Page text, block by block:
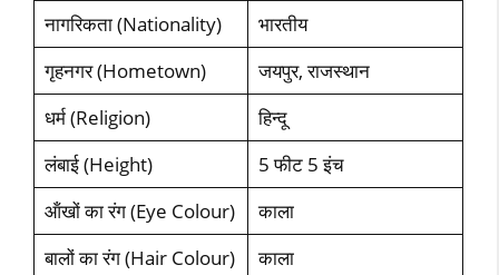
नागरिकता (Nationality)
भारतीय
गृहनगर (Hometown)
जयपुर, राजस्‍थान
धर्म (Religion)
हिन्‍दू
लंबाई (Height)
5 फीट 5 इंच
ऑंखों का रंग (Eye Colour)
काला
बालों का रंग (Hair Colour)
काला